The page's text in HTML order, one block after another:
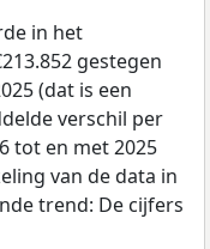
in het
gestegen
(dat is een
verschil per
tot en met 2025
van de data in
trend: De cijfers